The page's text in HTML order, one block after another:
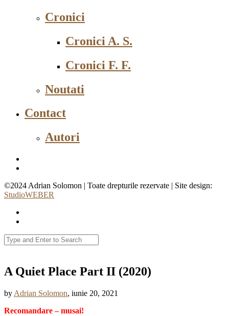
Cronici
Cronici A. S.
Cronici F. F.
Noutati
Contact
Autori
©2024 Adrian Solomon | Toate drepturile rezervate | Site design:
StudioWEBER
A Quiet Place Part II (2020)
by Adrian Solomon, iunie 20, 2021
Recomandare – musai!